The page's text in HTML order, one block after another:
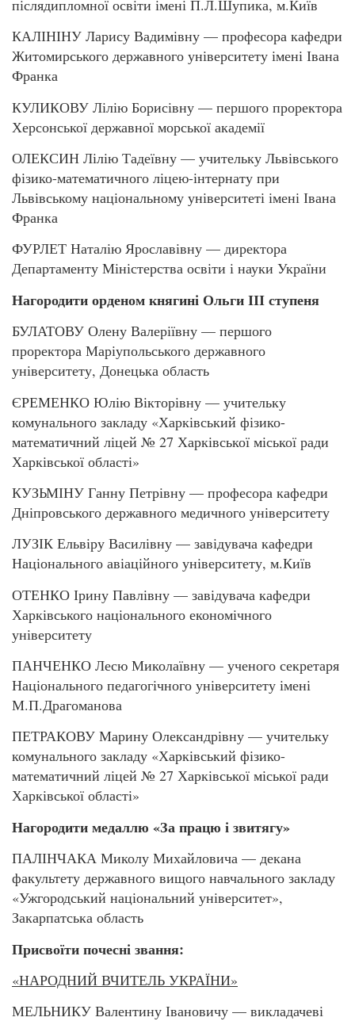
післядипломної освіти імені П.Л.Шупика, м.Київ
КАЛІНІНУ Ларису Вадимівну — професора кафедри
Житомирського державного університету імені Івана
Франка
КУЛИКОВУ Лілію Борисівну — першого проректора
Херсонської державної морської академії
ОЛЕКСИН Лілію Тадеївну — учительку Львівського
фізико-математичного ліцею-інтернату при
Львівському національному університеті імені Івана
Франка
ФУРЛЕТ Наталію Ярославівну — директора
Департаменту Міністерства освіти і науки України
Нагородити орденом княгині Ольги ІІІ ступеня
БУЛАТОВУ Олену Валеріївну — першого
проректора Маріупольського державного
університету, Донецька область
ЄРЕМЕНКО Юлію Вікторівну — учительку
комунального закладу «Харківський фізико-
математичний ліцей № 27 Харківської міської ради
Харківської області»
КУЗЬМІНУ Ганну Петрівну — професора кафедри
Дніпровського державного медичного університету
ЛУЗІК Ельвіру Василівну — завідувача кафедри
Національного авіаційного університету, м.Київ
ОТЕНКО Ірину Павлівну — завідувача кафедри
Харківського національного економічного
університету
ПАНЧЕНКО Лесю Миколаївну — ученого секретаря
Національного педагогічного університету імені
М.П.Драгоманова
ПЕТРАКОВУ Марину Олександрівну — учительку
комунального закладу «Харківський фізико-
математичний ліцей № 27 Харківської міської ради
Харківської області»
Нагородити медаллю «За працю і звитягу»
ПАЛІНЧАКА Миколу Михайловича — декана
факультету державного вищого навчального закладу
«Ужгородський національний університет»,
Закарпатська область
Присвоїти почесні звання:
«НАРОДНИЙ ВЧИТЕЛЬ УКРАЇНИ»
МЕЛЬНИКУ Валентину Івановичу — викладачеві